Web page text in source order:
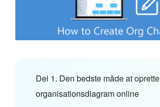
Del 1. Den bedste måde at oprette
organisationsdiagram online